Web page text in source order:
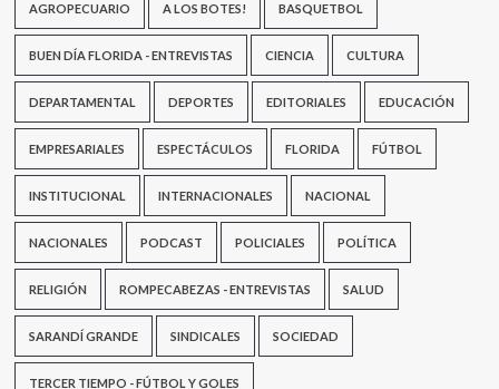
AGROPECUARIO A LOS BOTES! BASQUETBOL
BUEN DÍA FLORIDA - ENTREVISTAS CIENCIA CULTURA
DEPARTAMENTAL DEPORTES EDITORIALES EDUCACIÓN
EMPRESARIALES ESPECTÁCULOS FLORIDA FÚTBOL
INSTITUCIONAL INTERNACIONALES NACIONAL
NACIONALES PODCAST POLICIALES POLÍTICA
RELIGIÓN ROMPECABEZAS - ENTREVISTAS SALUD
SARANDÍ GRANDE SINDICALES SOCIEDAD
TERCER TIEMPO - FÚTBOL Y GOLES